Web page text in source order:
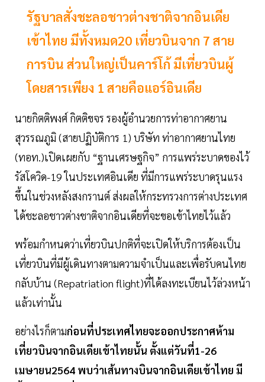
รัฐบาลสั่งชะลอชาวต่างชาติจากอินเดีย
เข้าไทย มีทั้งหมด20 เที่ยวบินจาก 7 สาย
การบิน ส่วนใหญ่เป็นคาร์โก้ มีเที่ยวบินผู้
โดยสารเพียง 1 สายคือแอร์อินเดีย
นายกิตติพงศ์ กิตติขจร รองผู้อำนวยการท่าอากาศยาน
สุวรรณภูมิ (สายปฏิบัติการ 1) บริษัท ท่าอากาศยานไทย
(ทอท.)เปิดเผยกับ “ฐานเศรษฐกิจ” การแพร่ระบาดของไว้
รัสโควิด-19 ในประเทศอินเดีย ที่มีการแพร่ระบาดรุนแรง
ขึ้นในช่วงหลังสงกรานต์ ส่งผลให้กระทรวงการต่างประเทศ
ได้ชะลอชาวต่างชาติจากอินเดียที่จะขอเข้าไทยไว้แล้ว
พร้อมกำหนดว่าเที่ยวบินปกติที่จะเปิดให้บริการต้องเป็น
เที่ยวบินที่มีผู้เดินทางตามความจำเป็นและเพื่อรับคนไทย
กลับบ้าน (Repatriation flight)ที่ได้ลงทะเบียนไว้ล่วงหน้า
แล้วเท่านั้น
อย่างไรก็ตามก่อนที่ประเทศไทยจะออกประกาศห้าม
เที่ยวบินจากอินเดียเข้าไทยนั้น ตั้งแต่วันที่1-26
เมษายน2564 พบว่าเส้นทางบินจากอินเดียเข้าไทย มี